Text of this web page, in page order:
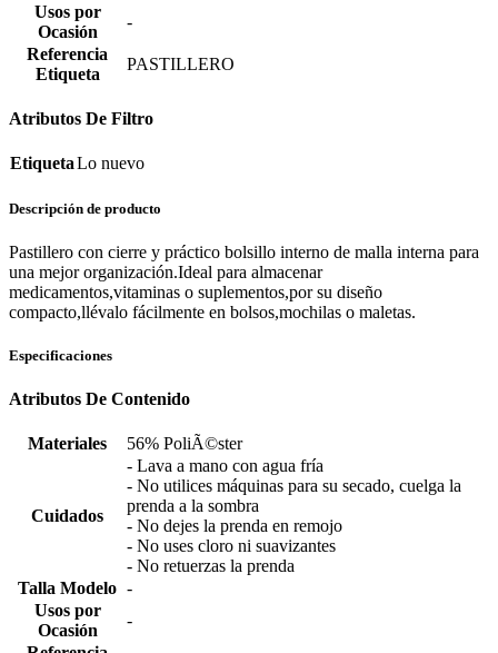
Usos por
Ocasión
-
Referencia
Etiqueta
PASTILLERO
Atributos De Filtro
EtiquetaLo nuevo
Descripción de producto
Pastillero con cierre y práctico bolsillo interno de malla interna para
una mejor organización.Ideal para almacenar
medicamentos,vitaminas o suplementos,por su diseño
compacto,llévalo fácilmente en bolsos,mochilas o maletas.
Especificaciones
Atributos De Contenido
Materiales 56% PoliÃ©ster
Cuidados
- Lava a mano con agua fría
- No utilices máquinas para su secado, cuelga la
prenda a la sombra
- No dejes la prenda en remojo
- No uses cloro ni suavizantes
- No retuerzas la prenda
Talla Modelo -
Usos por
Ocasión
-